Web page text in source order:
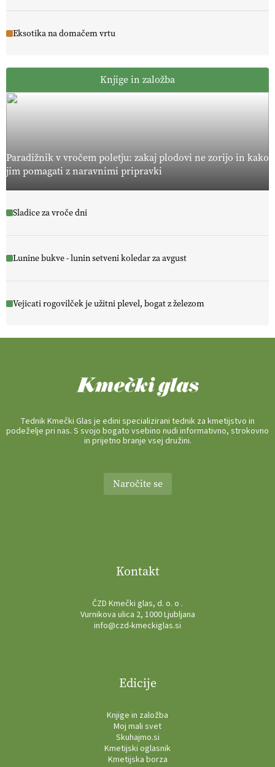
Eksotika na domačem vrtu
Knjige in založba
Paradižnik v vročem poletju: zakaj plodovi ne zorijo in kako
jim pomagati z naravnimi pripravki
Sladice za vroče dni
Lunine bukve - lunin setveni koledar za avgust
Vejicati rogovilček je užitni plevel, bogat z železom
Tednik Kmečki Glas je edini specializirani tednik za kmetijstvo in
podeželje pri nas. S svojo bogato vsebino nudi informativno, strokovno
in prijetno branje vsej družini.
Naročite se
Kontakt
ČZD Kmečki glas, d. o. o .
Vurnikova ulica 2, 1000 Ljubljana
info@czd-kmeckiglas.si
Edicije
Knjige in založba
Moj mali svet
Skuhajmo.si
Kmetijski oglasnik
Kmetijska borza